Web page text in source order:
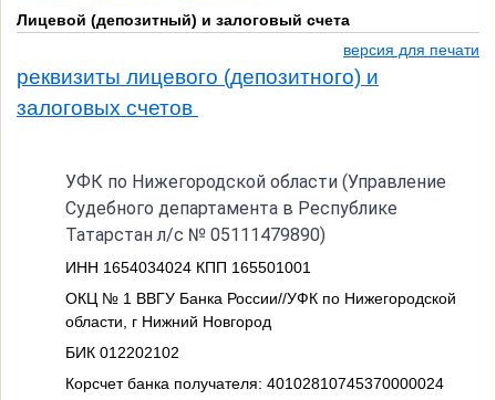
Лицевой (депозитный) и залоговый счета
версия для печати
реквизиты лицевого (депозитного) и
залоговых счетов
УФК по Нижегородской области (Управление
Судебного департамента в Республике
Татарстан л/с № 05111479890)
ИНН 1654034024 КПП 165501001
ОКЦ № 1 ВВГУ Банка России//УФК по Нижегородской
области, г Нижний Новгород
БИК 012202102
Корсчет банка получателя: 40102810745370000024